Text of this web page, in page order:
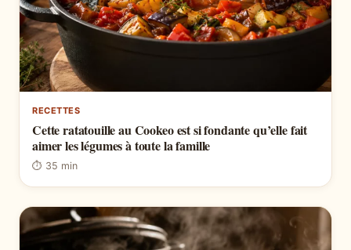
RECETTES
Cette ratatouille au Cookeo est si fondante qu’elle fait
aimer les légumes à toute la famille
⏱ 35 min